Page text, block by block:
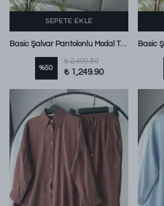
SEPETE EKLE
Basic Şalvar Pantolonlu Modal Takım Pembe
%50
₺ 2,499.80
₺ 1,249.90